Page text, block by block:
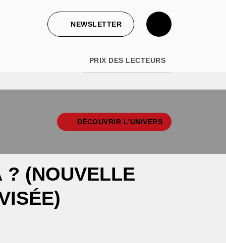
NEWSLETTER
PRIX DES LECTEURS
DÉCOUVRIR L'UNIVERS
? (NOUVELLE